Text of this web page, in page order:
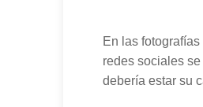
En las
redes sociales
debería estar su